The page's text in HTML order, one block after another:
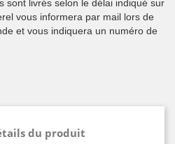
sont livrés selon le délai indiqué sur
vous informera par mail lors de
et vous indiquera un numéro de
du produit